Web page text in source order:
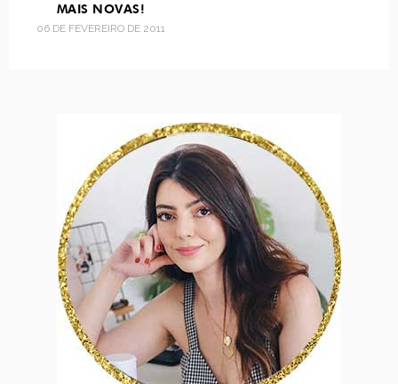
MAIS NOVAS!
06 DE FEVEREIRO DE 2011